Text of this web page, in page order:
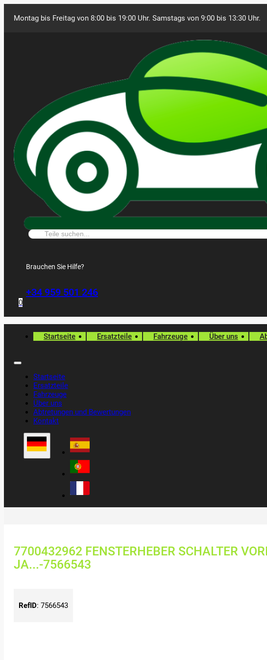
Montag bis Freitag von 8:00 bis 19:00 Uhr. Samstags von 9:00 bis 13:30 Uhr.
Suche:
Brauchen Sie Hilfe?
+34 959 501 246
0
Startseite Ersatzteile Fahrzeuge Über uns
Startseite
Ersatzteile
Fahrzeuge
Über uns
Abtretungen und Bewertungen
Kontakt
7700432962 FENSTERHEBER SCHALTER
JA...-7566543
RefID: 7566543